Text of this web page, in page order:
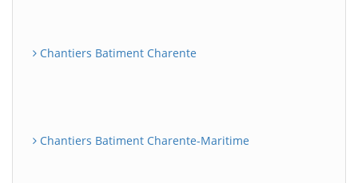
Chantiers Batiment Charente
Chantiers Batiment Charente-Maritime